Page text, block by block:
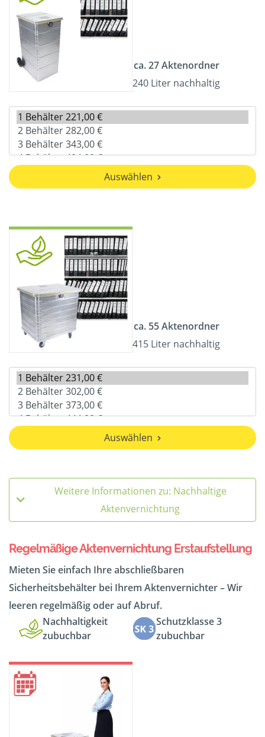
ca. 27 Aktenordner
240 Liter nachhaltig
Auswählen
ca. 55 Aktenordner
415 Liter nachhaltig
Auswählen
Weitere Informationen zu: Nachhaltige
Aktenvernichtung
Regelmäßige Aktenvernichtung Erstaufstellung
Mieten Sie einfach Ihre abschließbaren
Sicherheitsbehälter bei Ihrem Aktenvernichter – Wir
leeren regelmäßig oder auf Abruf.
Nachhaltigkeit
zubuchbar
Schutzklasse 3
zubuchbar